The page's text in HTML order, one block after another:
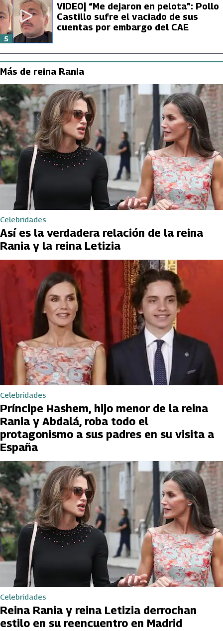
VIDEO| “Me dejaron en pelota”: Pollo
Castillo sufre el vaciado de sus
cuentas por embargo del CAE
5
Más de reina Rania
Celebridades
Así es la verdadera relación de la reina
Rania y la reina Letizia
Celebridades
Príncipe Hashem, hijo menor de la reina
Rania y Abdalá, roba todo el
protagonismo a sus padres en su visita a
España
Celebridades
Reina Rania y reina Letizia derrochan
estilo en su reencuentro en Madrid